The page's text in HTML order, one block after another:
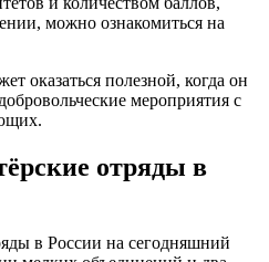
можно ознакомиться на
оказаться полезной, когда он
мероприятия с
отряды в
в России на сегодняшний